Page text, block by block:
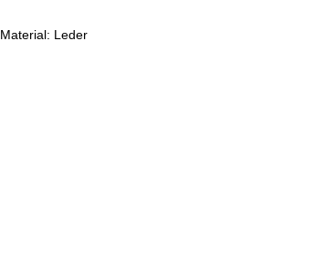
Material: Leder